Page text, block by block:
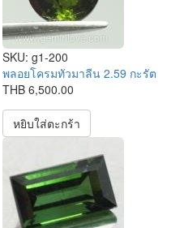
SKU: g1-200
พลอยโครมทัวมาลีน 2.59 กะรัต
THB 6,500.00
หยิบใส่ตะกร้า